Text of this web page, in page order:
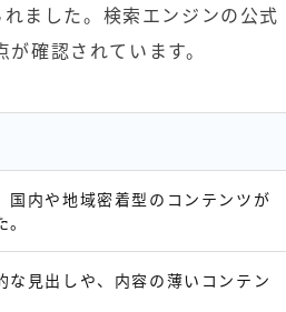
ました。検索エンジンの公式
確認されています。
国内や地域密着型のコンテンツが
見出しや、内容の薄いコンテン